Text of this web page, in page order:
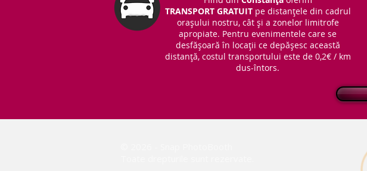
TRANSPORT GRATUITpe distanțele din cadrul
orașului nostru, cât și a zonelor limitrofe
apropiate. Pentru evenimentele care se
desfășoară în locații ce depășesc această
distanță, costul transportului este de 0,2€ / km
dus-întors.